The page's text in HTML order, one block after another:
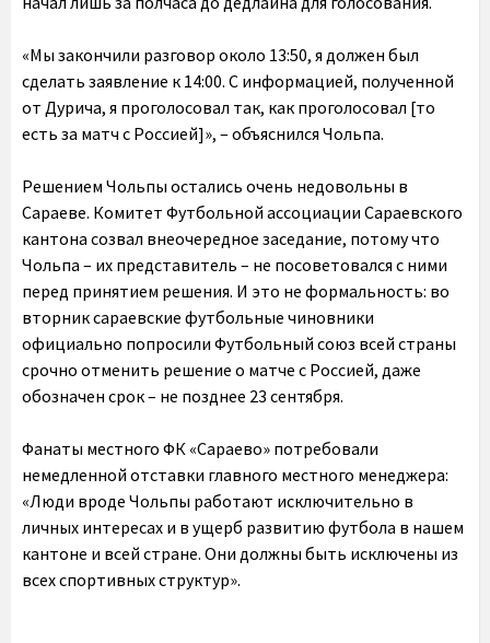
«Мы закончили разговор около 13:50, я должен был
сделать заявление к 14:00. С информацией, полученной
от Дурича, я проголосовал так, как проголосовал [то
есть за матч с Россией]», – объяснился Чольпа.
Решением Чольпы остались очень недовольны в
Сараеве. Комитет Футбольной ассоциации Сараевского
кантона созвал внеочередное заседание, потому что
Чольпа – их представитель – не посоветовался с ними
перед принятием решения. И это не формальность: во
вторник сараевские футбольные чиновники
официально попросили Футбольный союз всей страны
срочно отменить решение о матче с Россией, даже
обозначен срок – не позднее 23 сентября.
Фанаты местного ФК «Сараево» потребовали
немедленной отставки главного местного менеджера:
«Люди вроде Чольпы работают исключительно в
личных интересах и в ущерб развитию футбола в нашем
кантоне и всей стране. Они должны быть исключены из
всех спортивных структур».